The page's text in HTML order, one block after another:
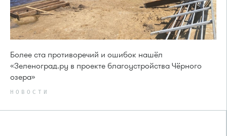
Более ста противоречий и ошибок нашёл
«Зеленоград.ру в проекте благоустройства Чёрного
озера»
НОВОСТИ